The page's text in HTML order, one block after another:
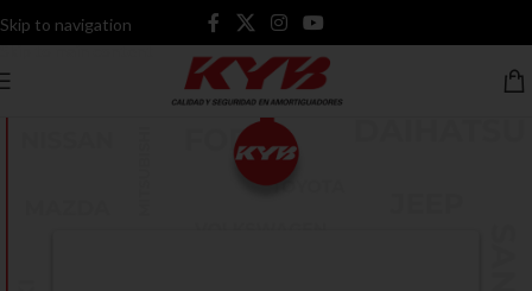
Skip to navigation
Skip to main content